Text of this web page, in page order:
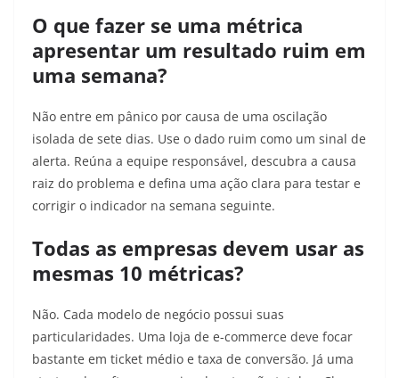
O que fazer se uma métrica
apresentar um resultado ruim em
uma semana?
Não entre em pânico por causa de uma oscilação
isolada de sete dias. Use o dado ruim como um sinal de
alerta. Reúna a equipe responsável, descubra a causa
raiz do problema e defina uma ação clara para testar e
corrigir o indicador na semana seguinte.
Todas as empresas devem usar as
mesmas 10 métricas?
Não. Cada modelo de negócio possui suas
particularidades. Uma loja de e-commerce deve focar
bastante em ticket médio e taxa de conversão. Já uma